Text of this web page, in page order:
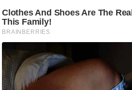
r
e
a
k
i
n